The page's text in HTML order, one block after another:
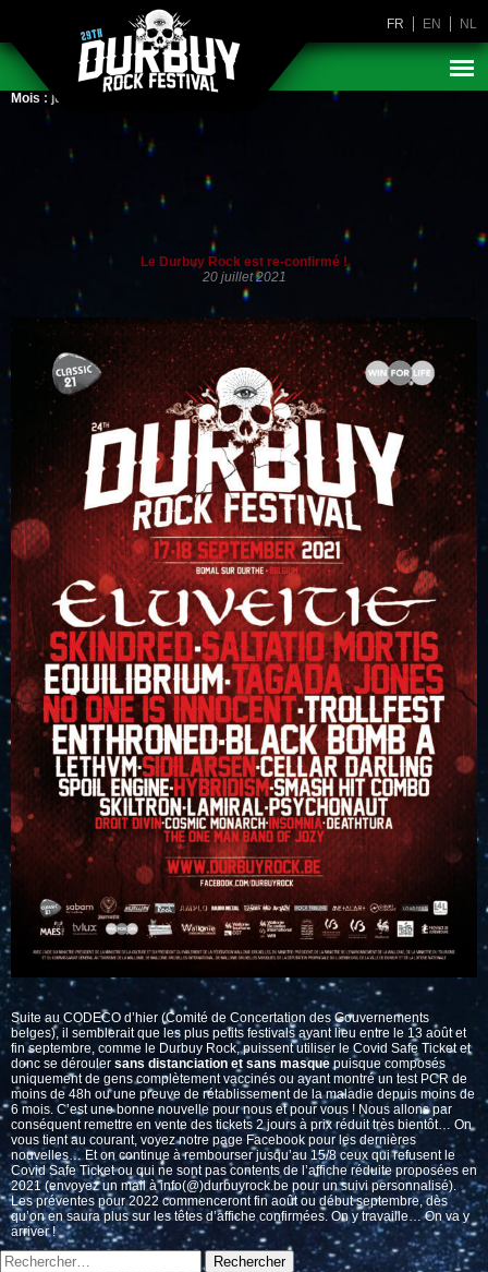
FR EN NL
Mois : juillet 2021
Le Durbuy Rock est re-confirmé !
20 juillet 2021
Suite au CODECO d’hier (Comité de Concertation des Gouvernements
belges), il semblerait que les plus petits festivals ayant lieu entre le 13 août et
fin septembre, comme le Durbuy Rock, puissent utiliser le Covid Safe Ticket et
donc se dérouler sans distanciation et sans masquepuisque composés
uniquement de gens complètement vaccinés ou ayant montré un test PCR de
moins de 48h ou une preuve de rétablissement de la maladie depuis moins de
6 mois. C’est une bonne nouvelle pour nous et pour vous ! Nous allons par
conséquent remettre en vente des tickets 2 jours à prix réduit très bientôt… On
vous tient au courant, voyez notre page Facebook pour les dernières
nouvelles… Et on continue à rembourser jusqu’au 15/8 ceux qui refusent le
Covid Safe Ticket ou qui ne sont pas contents de l’affiche réduite proposées en
2021 (envoyez un mail à info(@)durbuyrock.be pour un suivi personnalisé).
Les préventes pour 2022 commenceront fin août ou début septembre, dès
qu’on en saura plus sur les têtes d’affiche confirmées. On y travaille… On va y
arriver !
Rechercher :